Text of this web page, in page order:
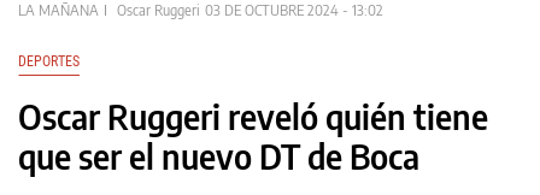
LA MAÑANA Oscar Ruggeri 03 DE OCTUBRE 2024 - 13:02
DEPORTES
Oscar Ruggeri reveló quién tiene
que ser el nuevo DT de Boca